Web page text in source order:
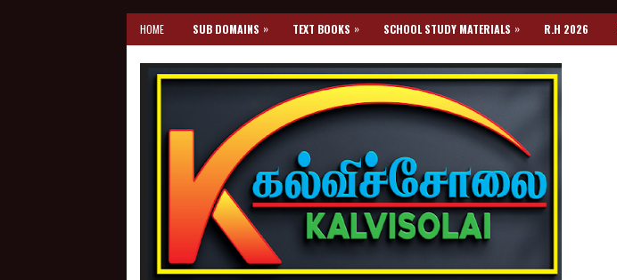
HOME SUB DOMAINS » TEXT BOOKS » SCHOOL STUDY MATERIALS » R.H 2026